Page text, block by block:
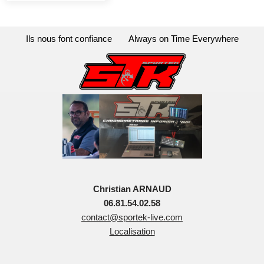
Ils nous font confiance Always on Time Everywhere
Christian ARNAUD
06.81.54.02.58
contact@sportek-live.com
Localisation